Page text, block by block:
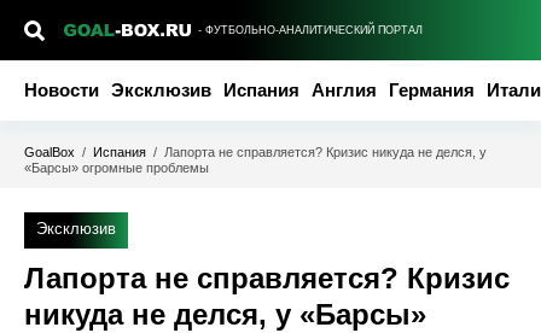
- ФУТБОЛЬНО-АНАЛИТИЧЕСКИЙ ПОРТАЛ
Новости Эксклюзив Испания Англия Германия
GoalBox / Испания / Лапорта не справляется? Кризис никуда не делся, у
«Барсы» огромные проблемы
Эксклюзив
Лапорта не справляется? Кризис
никуда не делся, у «Барсы»